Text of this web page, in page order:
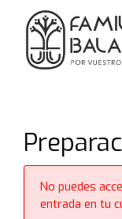
Saltar
contenido
No puedes
entrada en tu